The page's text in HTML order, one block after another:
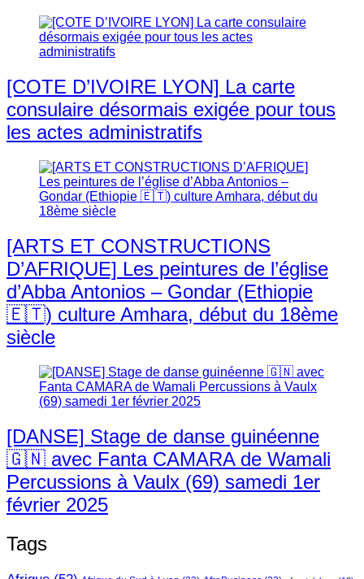
[COTE D’IVOIRE LYON] La carte
consulaire désormais exigée pour tous
les actes administratifs
[ARTS ET CONSTRUCTIONS
D’AFRIQUE] Les peintures de l’église
d’Abba Antonios – Gondar (Ethiopie
🇪🇹) culture Amhara, début du 18ème
siècle
[DANSE] Stage de danse guinéenne
🇬🇳 avec Fanta CAMARA de Wamali
Percussions à Vaulx (69) samedi 1er
février 2025
Tags